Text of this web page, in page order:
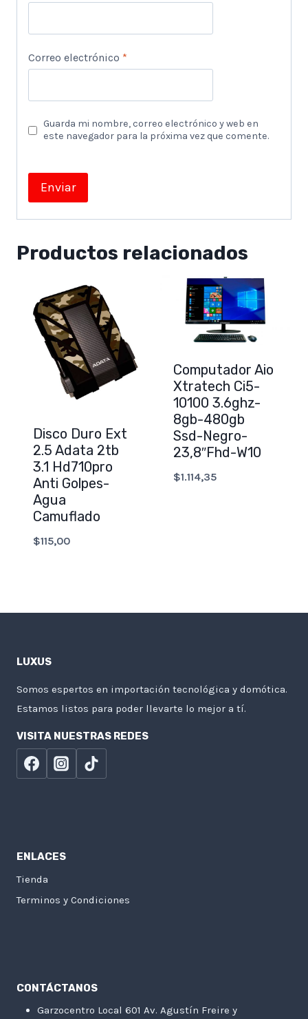
Correo electrónico *
Guarda mi nombre, correo electrónico y web en
este navegador para la próxima vez que comente.
Productos relacionados
Disco Duro Ext
2.5 Adata 2tb
3.1 Hd710pro
Anti Golpes-
Agua
Camuflado
$115,00
Computador Aio
Xtratech Ci5-
10100 3.6ghz-
8gb-480gb
Ssd-Negro-
23,8″Fhd-W10
$1.114,35
LUXUS
Somos espertos en importación tecnológica y domótica.
Estamos listos para poder llevarte lo mejor a tí.
VISITA NUESTRAS REDES
ENLACES
Tienda
Terminos y Condiciones
CONTÁCTANOS
Garzocentro Local 601 Av. Agustín Freire y